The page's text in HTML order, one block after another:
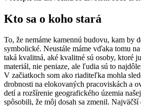
Kto sa o koho stará
To, že nemáme kamennú budovu, kam by
symbolické. Neustále máme vďaka tomu
taká kvalitná, aké kvalitné sú osoby, ktoré
materiál, nie peniaze, ale ľudia sú to
V začiatkoch som ako riaditeľka mohla
drobnosti na elokovaných pracoviskách a
detí a rozšírenie geografického územia
spôsobili, že môj dosah sa zmenil. Najväčší